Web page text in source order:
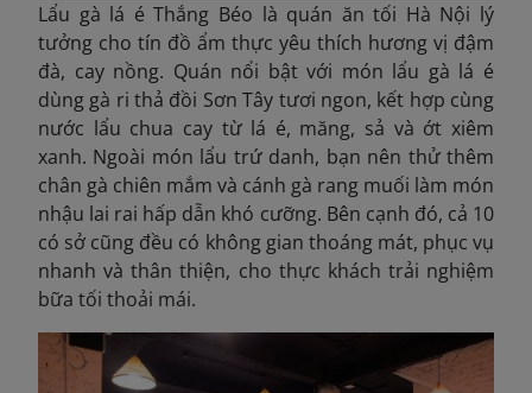
Lẩu gà lá é Thắng Béo là quán ăn tối Hà Nội lý
tưởng cho tín đồ ẩm thực yêu thích hương vị đậm
đà, cay nồng. Quán nổi bật với món lẩu gà lá é
dùng gà ri thả đồi Sơn Tây tươi ngon, kết hợp cùng
nước lẩu chua cay từ lá é, măng, sả và ớt xiêm
xanh. Ngoài món lẩu trứ danh, bạn nên thử thêm
chân gà chiên mắm và cánh gà rang muối làm món
nhậu lai rai hấp dẫn khó cưỡng. Bên cạnh đó, cả 10
có sở cũng đều có không gian thoáng mát, phục vụ
nhanh và thân thiện, cho thực khách trải nghiệm
bữa tối thoải mái.